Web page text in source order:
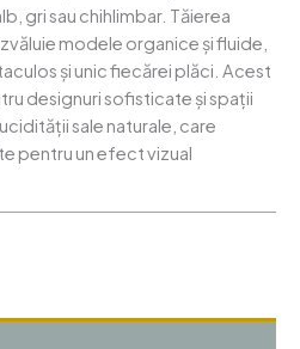
gri sau chihlimbar. Tăierea
modele organice și fluide,
și unic fiecărei plăci. Acest
designuri sofisticate și spații
sale naturale, care
pentru un efect vizual